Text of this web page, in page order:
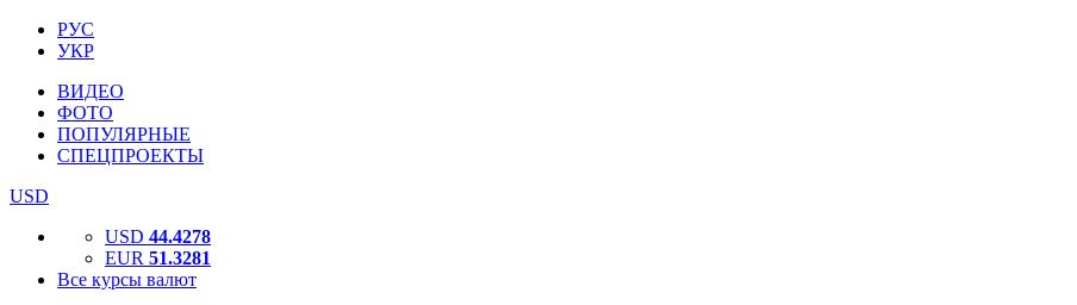
РУС
УКР
ВИДЕО
ФОТО
ПОПУЛЯРНЫЕ
СПЕЦПРОЕКТЫ
USD
USD 44.4278
EUR 51.3281
Все курсы валют